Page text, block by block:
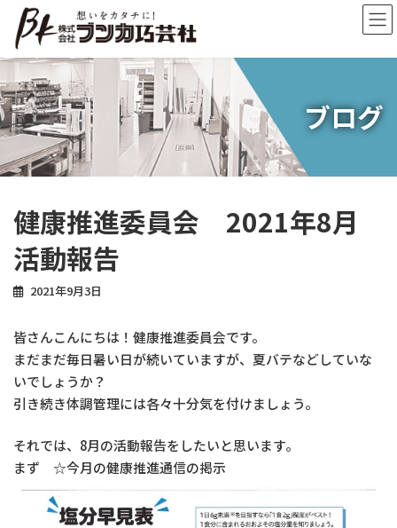
ン
ツ
へ
ス
キ
ッ
プ
ー
シ
ョ
ン
に
移
動
ブログ
健康推進委員会 2021年8月
活動報告
2021年9月3日
皆さんこんにちは！健康推進委員会です。
まだまだ毎日暑い日が続いていますが、夏バテなどしていな
いでしょうか？
引き続き体調管理には各々十分気を付けましょう。
それでは、8月の活動報告をしたいと思います。
まず ☆今月の健康推進通信の掲示